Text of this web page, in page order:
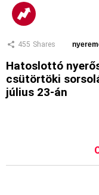
455 Shares
Hatoslottó
csütörtöki
július 23-án